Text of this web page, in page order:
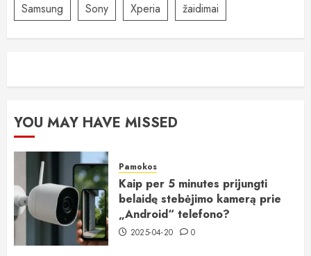
Samsung
Sony Xperia žaidimai
YOU MAY HAVE MISSED
Pamokos
Kaip per 5 minutes prijungti
belaidę stebėjimo kamerą prie
„Android“ telefono?
2025-04-20 0